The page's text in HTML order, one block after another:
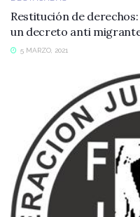
Restitución de
un decreto anti
5 MARZO, 2021